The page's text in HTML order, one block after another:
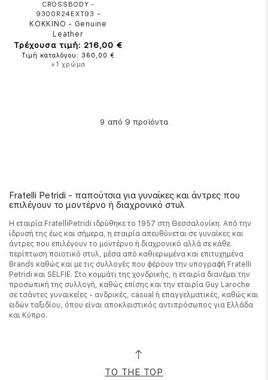
CROSSBODY -
9300R24EXT93 -
ΚΟΚΚΙΝΟ - Genuine
Leather
Τρέχουσα τιμή: 216,00 €
Τιμή καταλόγου: 360,00 €
+1 χρώμα
9 από 9 προϊόντα
Fratelli Petridi - παπούτσια για γυναίκες και άντρες που
επιλέγουν το μοντέρνο ή διαχρονικό στυλ
Η εταιρία FratelliPetridi ιδρύθηκε το 1957 στη Θεσσαλονίκη. Από την
ίδρυσή της έως και σήμερα, η εταιρία απευθύνεται σε γυναίκες και
άντρες που επιλέγουν το μοντέρνο ή διαχρονικό αλλά σε κάθε
περίπτωση ποιοτικό στυλ, μέσα από καθιερωμένα και επιτυχημένα
Brands καθώς και με τις συλλογές που φέρουν την υπογραφή Fratelli
Petridi και SELFIE. Στο κομμάτι της χονδρικής, η εταιρία διανέμει την
προσωπική της συλλογή, καθώς επίσης και την εταιρία Guy Laroche
σε τσάντες γυναικείες - ανδρικές, casual ή επαγγελματικές, καθώς και
ειδών ταξιδίου, όπου είναι αποκλειστικός αντιπρόσωπος για Ελλάδα
και Κύπρο.
TO THE TOP